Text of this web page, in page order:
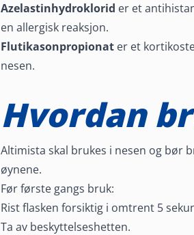
Azelastinhydroklorid er et
en allergisk reaksjon.
Flutikasonpropionat er et
nesen.
Hvordan
Altimista skal brukes i nesen og bør
øynene.
Før første gangs bruk:
Rist flasken forsiktig i omtrent 5
Ta av beskyttelseshetten.